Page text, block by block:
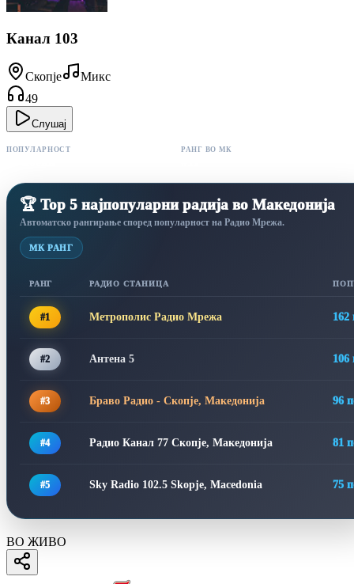
Канал 103
Скопје
Микс
49
Слушај
ПОПУЛАРНОСТ РАНГ ВО МК
🏆 Top 5 најпопуларни радија во Македонија
Автоматско рангирање според популарност на Радио Мрежа.
МК РАНГ
РАНГ РАДИО СТАНИЦА
#1 Метрополис Радио Мрежа 162
#2 Антена 5 106
#3 Браво Радио - Скопје, Македонија 96
#4 Радио Канал 77 Скопје, Македонија 81
#5 Sky Radio 102.5 Skopje, Macedonia 75
ВО ЖИВО